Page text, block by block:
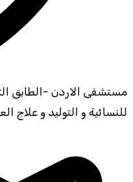
مستشفى الاردن -الطابق
للنسائية و التوليد و علاج العقم